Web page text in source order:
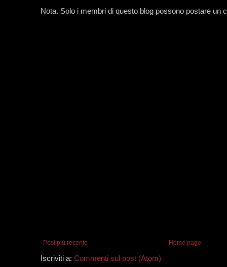
Nota. Solo i membri di questo blog possono postare un
Post più recente Home page
Iscriviti a: Commenti sul post (Atom)